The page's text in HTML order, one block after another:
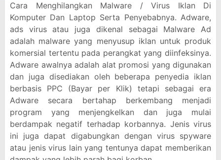
Cara Menghilangkan Malware / Virus Iklan Di
Komputer Dan Laptop Serta Penyebabnya. Adware,
ads virus atau juga dikenal sebagai Malware Ad
adalah malware yang menyusup iklan untuk produk
komersial tertentu pada perangkat yang diinfeksinya.
Adware awalnya adalah alat promosi yang digunakan
dan juga disediakan oleh beberapa penyedia iklan
berbasis PPC (Bayar per Klik) tetapi sebagai era
Adware secara bertahap berkembang menjadi
program yang menjengkelkan dan juga mulai
berdampak negatif terhadap korbannya. Jenis virus
ini juga dapat digabungkan dengan virus spyware
atau jenis virus lain yang tentunya dapat memberikan